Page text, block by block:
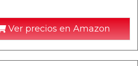
Ver precios en Amazon